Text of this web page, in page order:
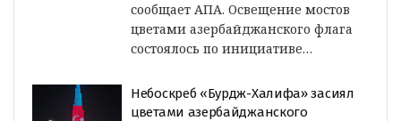
сообщает АПА. Освещение мостов
цветами азербайджанского флага
состоялось по инициативе…
Небоскреб «Бурдж-Халифа» засиял
цветами азербайджанского